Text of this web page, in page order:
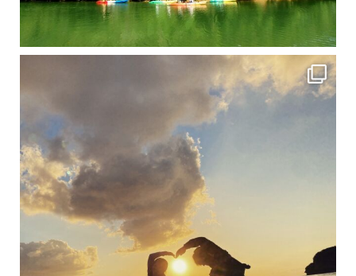
修学旅行シーズンも終わり、一気に冷え込んできました。 2025年今年もあっという間に終